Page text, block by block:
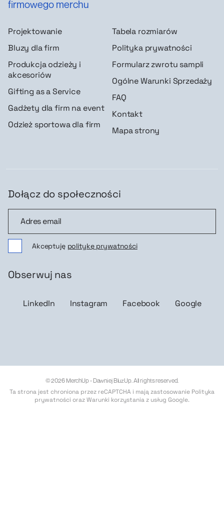
firmowego merchu
Projektowanie
Bluzy dla firm
Produkcja odzieży i
akcesoriów
Gifting as a Service
Gadżety dla firm na event
Odzież sportowa dla firm
Tabela rozmiarów
Polityka prywatności
Formularz zwrotu sampli
Ogólne Warunki Sprzedaży
FAQ
Kontakt
Mapa strony
Dołącz do społeczności
Akceptuję politykę prywatności
Obserwuj nas
LinkedIn Instagram Facebook Google
© 2026 MerchUp - Dawniej BluzUp. All rights reserved.
Ta strona jest chroniona przez reCAPTCHA i mają zastosowanie Polityka
prywatności orazWarunki korzystania z usług Google.